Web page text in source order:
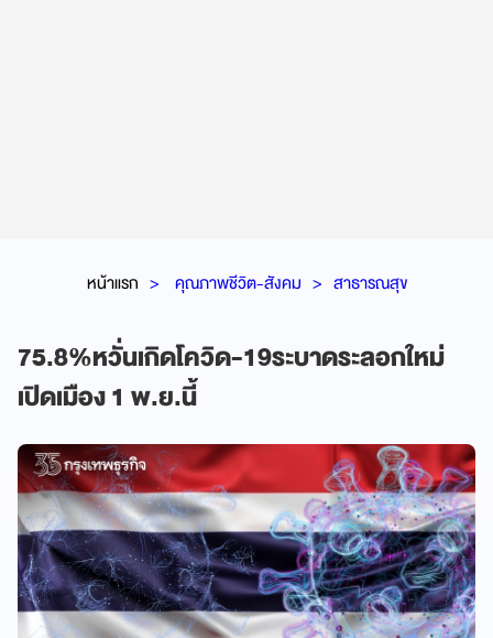
หน้าแรก คุณภาพชีวิต-สังคม สาธารณสุข
75.8%หวั่นเกิดโควิด-19ระบาดระลอกใหม่
เปิดเมือง 1 พ.ย.นี้